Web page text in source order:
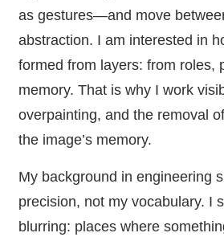
as gestures—and move
abstraction. I am interested in
formed from layers: from roles,
memory. That is why I work
overpainting, and the removal
the image’s memory.
My background in engineering
precision, not my vocabulary. I
blurring: places where